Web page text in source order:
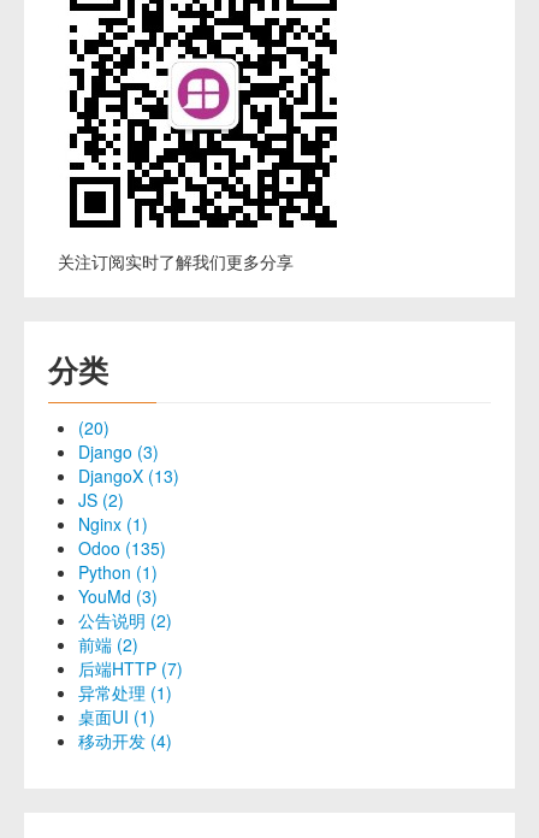
关注订阅实时了解我们更多分享
分类
(20)
Django (3)
DjangoX (13)
JS (2)
Nginx (1)
Odoo (135)
Python (1)
YouMd (3)
公告说明 (2)
前端 (2)
后端HTTP (7)
异常处理 (1)
桌面UI (1)
移动开发 (4)